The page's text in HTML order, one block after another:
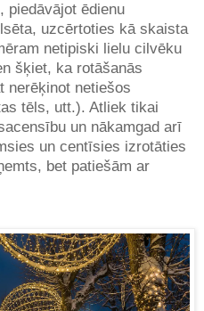
piedāvājot ēdienu
uzcērtoties kā skaista
netipiski lielu cilvēku
šķiet, ka rotāšanās
nerēķinot netiešos
tēls, utt.). Atliek tikai
un nākamgad arī
un centīsies izrotāties
bet patiešām ar